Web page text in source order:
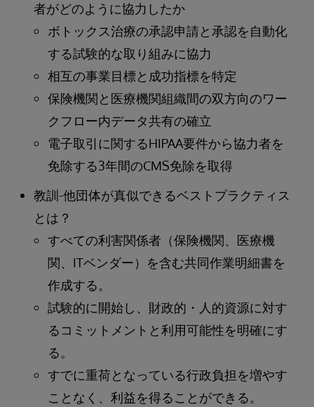
者がどのように協力したか
ボトックス治療の承認申請と承認を自動化
する試験的な取り組みに協力
相互の事業目標と成功指標を特定
保険機関と医療機関組織間の双方向のワー
クフロー内データ共有の確立
電子取引に関するHIPAA要件から協力者を
免除する3年間のCMS免除を取得
教訓-他団体が真似できるベストプラクティス
とは？
すべての利害関係者（保険機関、医療機
関、ITベンダー）を含む共同作業明細書を
作成する。
試験的に開始し、財政的・人的資源に対す
るコミットメントと利用可能性を明確にす
る。
すでに重荷となっている行政負担を増やす
ことなく、利益を得ることができる。